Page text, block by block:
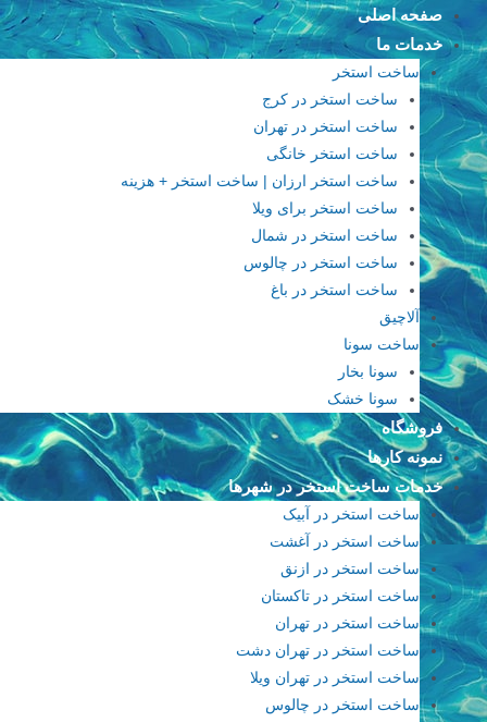
رفتن
به
محتوا
صفحه اصلی
خدمات ما
ساخت استخر
ساخت استخر در کرج
ساخت استخر در تهران
ساخت استخر خانگی
ساخت استخر ارزان | ساخت استخر + هزینه
ساخت استخر برای ویلا
ساخت استخر در شمال
ساخت استخر در چالوس
ساخت استخر در باغ
آلاچیق
ساخت سونا
سونا بخار
سونا خشک
فروشگاه
نمونه کارها
خدمات ساخت استخر در شهرها
ساخت استخر در آبیک
ساخت استخر در آغشت
ساخت استخر در ازنق
ساخت استخر در تاکستان
ساخت استخر در تهران
ساخت استخر در تهران دشت
ساخت استخر در تهران ویلا
ساخت استخر در چالوس